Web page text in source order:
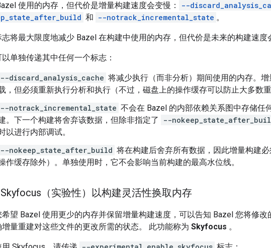
使用的内存，但代价是增量构建速度会变慢：
--
和 --notrack_incremental_state 。
将最大限度地减少 Bazel 在构建中使用的内存，但代价是未来的构建速度
单独传递其中任何一个标志：
--discard_analysis_cache 将减少执行（而非分析）期间使用的内存。
，但必须重新执行分析和执行（不过，磁盘上的操作缓存可以防止大多数重
--notrack_incremental_state 不会在 Bazel 的内部依赖关系图中存储任
。下一个构建将舍弃该数据，但除非指定了
--
以进行内部调试。
--nokeep_state_after_build 将在构建后舍弃所有数据，因此增量构建
作缓存除外）。单独使用时，它不会影响当前构建的最高水位线。
（实验性）以构建灵活性换取内存
望 Bazel 使用更少的内存并保留增量构建速度，可以告知 Bazel 您将修
增量重建对这些文件的更改所需的状态。 此功能称为 Skyfocus 。